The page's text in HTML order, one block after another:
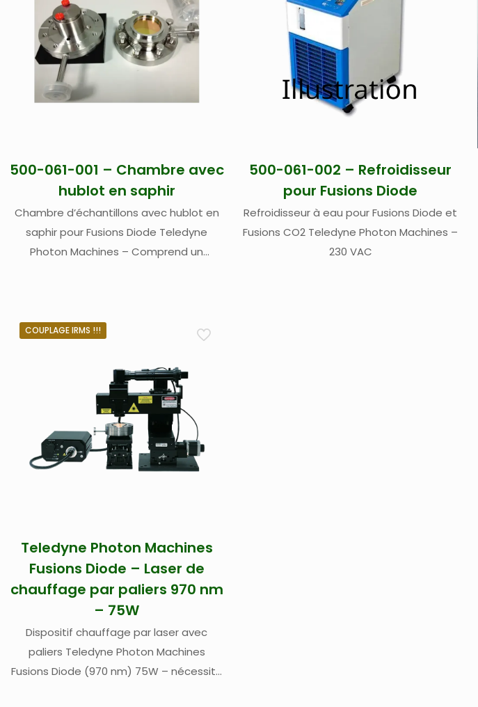
500-061-001 – Chambre avec
hublot en saphir
Chambre d’échantillons avec hublot en
saphir pour Fusions Diode Teledyne
Photon Machines – Comprend un
500-061-002 – Refroidisseur
pour Fusions Diode
Refroidisseur à eau pour Fusions Diode et
Fusions CO2 Teledyne Photon Machines –
230 VAC
COUPLAGE IRMS !!!
Teledyne Photon Machines
Fusions Diode – Laser de
chauffage par paliers 970 nm
– 75W
Dispositif chauffage par laser avec
paliers Teledyne Photon Machines
Fusions Diode (970 nm) 75W – nécessite